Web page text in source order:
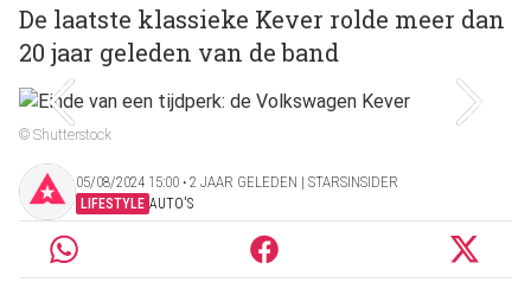
De laatste klassieke Kever rolde meer dan
20 jaar geleden van de band
© Shutterstock
05/08/2024 15:00 ‧ 2 JAAR GELEDEN | STARSINSIDER
LIFESTYLE AUTO'S